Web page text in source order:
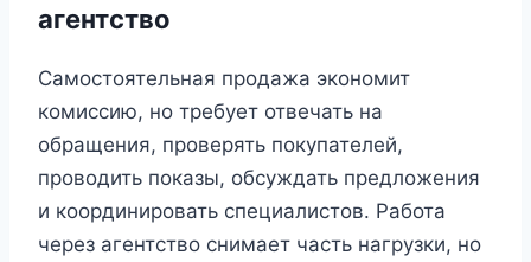
агентство
Самостоятельная продажа экономит
комиссию, но требует отвечать на
обращения, проверять покупателей,
проводить показы, обсуждать предложения
и координировать специалистов. Работа
через агентство снимает часть нагрузки, но